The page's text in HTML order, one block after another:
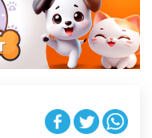
t
i
o
n